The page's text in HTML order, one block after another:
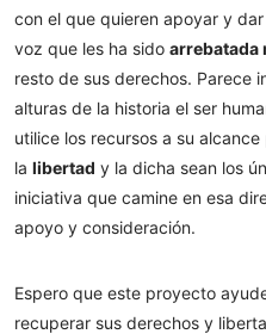
con el que quieren apoyar y
voz que les ha sido arrebatada
resto de sus derechos. Parece
alturas de la historia el ser
utilice los recursos a su
la libertad y la dicha sean los
iniciativa que camine en esa
apoyo y consideración.
Espero que este proyecto
recuperar sus derechos y